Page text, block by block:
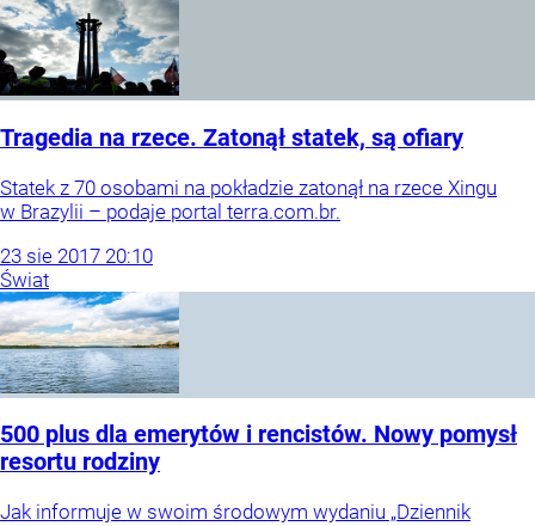
Tragedia na rzece. Zatonął statek, są ofiary
Statek z 70 osobami na pokładzie zatonął na rzece Xingu
w Brazylii – podaje portal terra.com.br.
23 sie 2017 20:10
Świat
500 plus dla emerytów i rencistów. Nowy pomysł
resortu rodziny
Jak informuje w swoim środowym wydaniu „Dziennik